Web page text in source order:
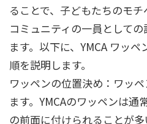
ることで、子どもたちのモ
コミュニティの一員として
ます。以下に、YMCA ワッ
順を説明します。
ワッペンの位置決め：ワッ
ます。YMCAのワッペンは通
の前面に付けられることが